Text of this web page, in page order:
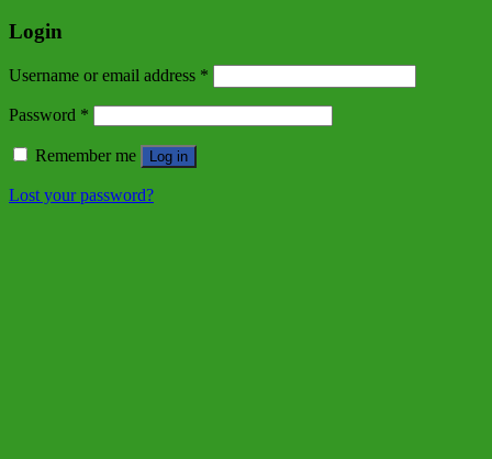
Login
Username or email address *
Password *
Remember me Log in
Lost your password?